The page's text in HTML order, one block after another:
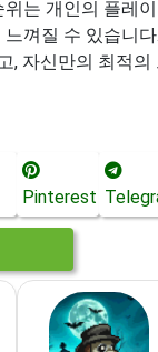
는 개인의 플레
껴질 수 있습니
, 자신만의 최적
Pinterest